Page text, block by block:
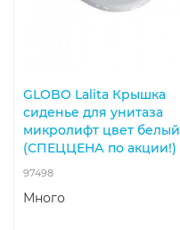
GLOBO Lalita Крышка
сиденье для унитаза
микролифт цвет белый
(СПЕЦЦЕНА по акции!)
97498
Много